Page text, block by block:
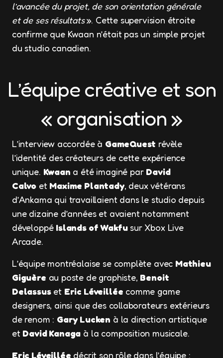
l’avancée du projet, de son orientation générale
et de ses résultats». Cette supervision étroite
confirme que Kwaan n’était pas un simple projet
du studio canadien.
L’équipe créative et son
« organisation »
L’interview accordée à GameQuest révèle
l’identité des créateurs de cette expérience
unique. Kwaan a été imaginé par David
Calvo et Maxime Plantady, deux vétérans
d’Ankama qui travaillaient dans le studio depuis
une dizaine d’années et avaient notamment
développé Islands of Wakfusur Xbox Live
Arcade.
L’équipe montréalaise se complète avec Mathieu
Giguère au poste de graphiste, Benoit
Delassuset Eric Léveillée comme game
designers, ainsi que des collaborateurs extérieurs
de renom : Gary Lucken à la direction artistique
et David Kanaga à la composition musicale.
Eric Léveillée décrit son rôle dans l’équipe :